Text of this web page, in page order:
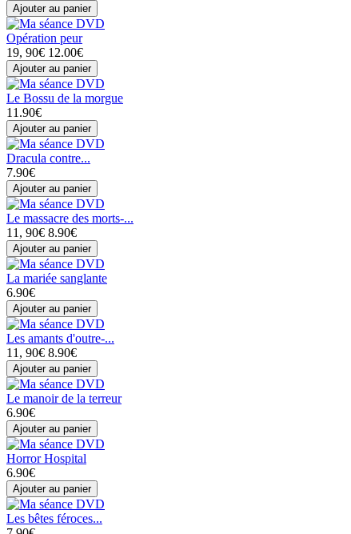
Opération peur
19, 90€ 12.00€
Le Bossu de la morgue
11.90€
Dracula contre...
7.90€
Le massacre des morts-...
11, 90€ 8.90€
La mariée sanglante
6.90€
Les amants d'outre-...
11, 90€ 8.90€
Le manoir de la terreur
6.90€
Horror Hospital
6.90€
Les bêtes féroces...